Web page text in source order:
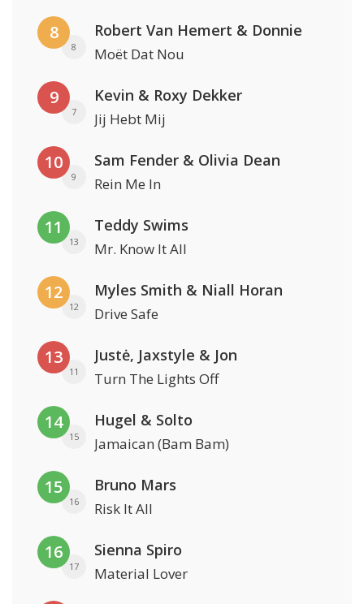
8
8
Robert Van Hemert & Donnie
Moët Dat Nou
9
7
Kevin & Roxy Dekker
Jij Hebt Mij
10
9
Sam Fender & Olivia Dean
Rein Me In
11
13
Teddy Swims
Mr. Know It All
12
12
Myles Smith & Niall Horan
Drive Safe
13
11
Justė, Jaxstyle & Jon
Turn The Lights Off
14
15
Hugel & Solto
Jamaican (Bam Bam)
15
16
Bruno Mars
Risk It All
16
17
Sienna Spiro
Material Lover